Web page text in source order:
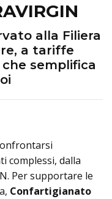
alla Filiera
a tariffe
semplifica
complessi, dalla
Per supportare le
Confartigianato